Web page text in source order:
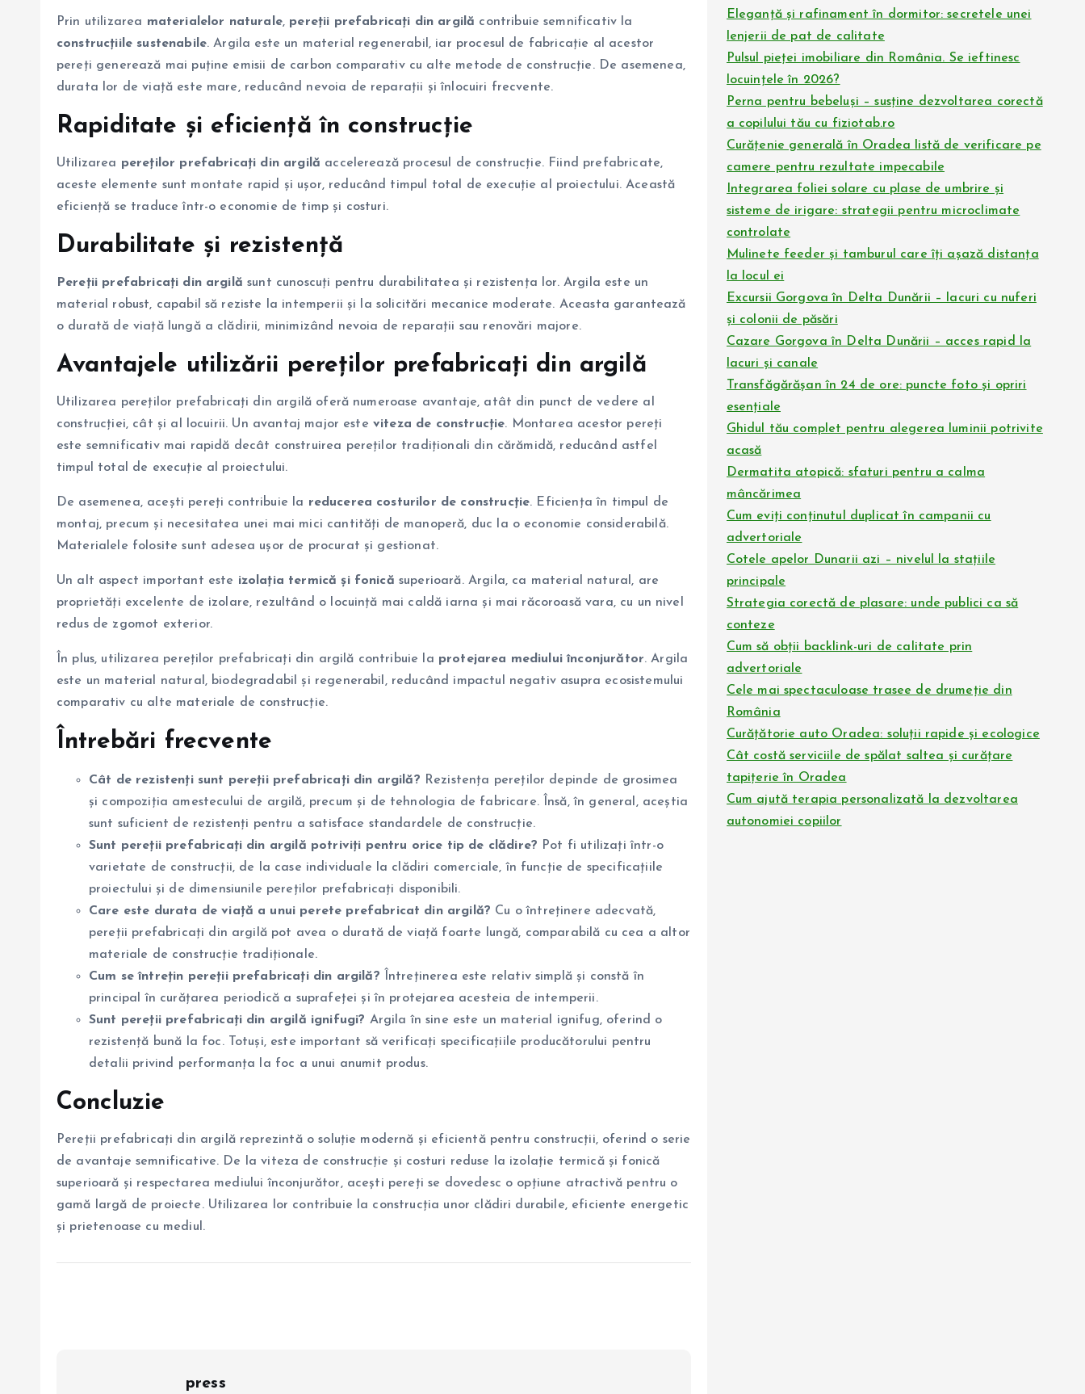
Prin utilizarea materialelor naturale, pereții prefabricați din argilă contribuie semnificativ la
construcțiile sustenabile. Argila este un material regenerabil, iar procesul de fabricație al acestor
pereți generează mai puține emisii de carbon comparativ cu alte metode de construcție. De asemenea,
durata lor de viață este mare, reducând nevoia de reparații și înlocuiri frecvente.
Rapiditate și eficiență în construcție
Utilizarea pereților prefabricați din argilă accelerează procesul de construcție. Fiind prefabricate,
aceste elemente sunt montate rapid și ușor, reducând timpul total de execuție al proiectului. Această
eficiență se traduce într-o economie de timp și costuri.
Durabilitate și rezistență
Pereții prefabricați din argilă sunt cunoscuți pentru durabilitatea și rezistența lor. Argila este un
material robust, capabil să reziste la intemperii și la solicitări mecanice moderate. Aceasta garantează
o durată de viață lungă a clădirii, minimizând nevoia de reparații sau renovări majore.
Avantajele utilizării pereților prefabricați din argilă
Utilizarea pereților prefabricați din argilă oferă numeroase avantaje, atât din punct de vedere al
construcției, cât și al locuirii. Un avantaj major este viteza de construcție. Montarea acestor pereți
este semnificativ mai rapidă decât construirea pereților tradiționali din cărămidă, reducând astfel
timpul total de execuție al proiectului.
De asemenea, acești pereți contribuie la reducerea costurilor de construcție. Eficiența în timpul de
montaj, precum și necesitatea unei mai mici cantități de manoperă, duc la o economie considerabilă.
Materialele folosite sunt adesea ușor de procurat și gestionat.
Un alt aspect important este izolația termică și fonică superioară. Argila, ca material natural, are
proprietăți excelente de izolare, rezultând o locuință mai caldă iarna și mai răcoroasă vara, cu un nivel
redus de zgomot exterior.
În plus, utilizarea pereților prefabricați din argilă contribuie la protejarea mediului înconjurător. Argila
este un material natural, biodegradabil și regenerabil, reducând impactul negativ asupra ecosistemului
comparativ cu alte materiale de construcție.
Întrebări frecvente
Cât de rezistenți sunt pereții prefabricați din argilă? Rezistența pereților depinde de grosimea
și compoziția amestecului de argilă, precum și de tehnologia de fabricare. Însă, în general, aceștia
sunt suficient de rezistenți pentru a satisface standardele de construcție.
Sunt pereții prefabricați din argilă potriviți pentru orice tip de clădire? Pot fi utilizați într-o
varietate de construcții, de la case individuale la clădiri comerciale, în funcție de specificațiile
proiectului și de dimensiunile pereților prefabricați disponibili.
Care este durata de viață a unui perete prefabricat din argilă? Cu o întreținere adecvată,
pereții prefabricați din argilă pot avea o durată de viață foarte lungă, comparabilă cu cea a altor
materiale de construcție tradiționale.
Cum se întrețin pereții prefabricați din argilă? Întreținerea este relativ simplă și constă în
principal în curățarea periodică a suprafeței și în protejarea acesteia de intemperii.
Sunt pereții prefabricați din argilă ignifugi? Argila în sine este un material ignifug, oferind o
rezistență bună la foc. Totuși, este important să verificați specificațiile producătorului pentru
detalii privind performanța la foc a unui anumit produs.
Concluzie
Pereții prefabricați din argilă reprezintă o soluție modernă și eficientă pentru construcții, oferind o serie
de avantaje semnificative. De la viteza de construcție și costuri reduse la izolație termică și fonică
superioară și respectarea mediului înconjurător, acești pereți se dovedesc o opțiune atractivă pentru o
gamă largă de proiecte. Utilizarea lor contribuie la construcția unor clădiri durabile, eficiente energetic
și prietenoase cu mediul.
press
Eleganță și rafinament în dormitor: secretele unei
lenjerii de pat de calitate
Pulsul pieței imobiliare din România. Se ieftinesc
locuințele în 2026?
Perna pentru bebeluși – susține dezvoltarea corectă
a copilului tău cu fiziotab.ro
Curățenie generală în Oradea listă de verificare pe
camere pentru rezultate impecabile
Integrarea foliei solare cu plase de umbrire și
sisteme de irigare: strategii pentru microclimate
controlate
Mulinete feeder și tamburul care îți așază distanța
la locul ei
Excursii Gorgova în Delta Dunării – lacuri cu nuferi
și colonii de păsări
Cazare Gorgova în Delta Dunării – acces rapid la
lacuri și canale
Transfăgărășan în 24 de ore: puncte foto și opriri
esențiale
Ghidul tău complet pentru alegerea luminii potrivite
acasă
Dermatita atopică: sfaturi pentru a calma
mâncărimea
Cum eviți conținutul duplicat în campanii cu
advertoriale
Cotele apelor Dunarii azi – nivelul la stațiile
principale
Strategia corectă de plasare: unde publici ca să
conteze
Cum să obții backlink-uri de calitate prin
advertoriale
Cele mai spectaculoase trasee de drumeție din
România
Curățătorie auto Oradea: soluții rapide și ecologice
Cât costă serviciile de spălat saltea și curățare
tapițerie în Oradea
Cum ajută terapia personalizată la dezvoltarea
autonomiei copiilor